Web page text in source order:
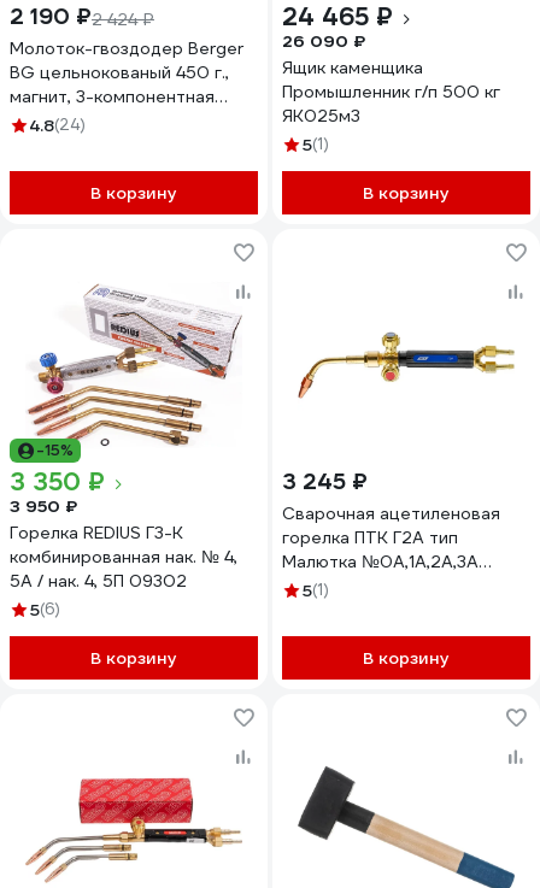
2 190 ₽2 424 ₽
Молоток-гвоздодер Berger
BG цельнокованый 450 г.,
магнит, 3-компонентная
рукоятка,BG1527
4.8(24)
В корзину
24 465 ₽
26 090 ₽
Ящик каменщика
Промышленник г/п 500 кг
ЯК025м3
5(1)
В корзину
-15%
3 350 ₽
3 950 ₽
Горелка REDIUS Г3-К
комбинированная нак. № 4,
5А / нак. 4, 5П 09302
5(6)
В корзину
3 245 ₽
Сварочная ацетиленовая
горелка ПТК Г2А тип
Малютка №0А,1А,2А,3А
00000033740
5(1)
В корзину